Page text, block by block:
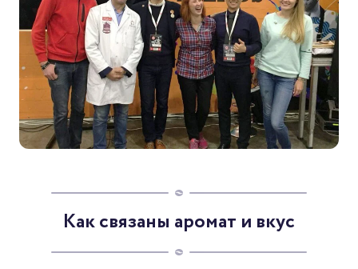
Как связаны аромат и вкус